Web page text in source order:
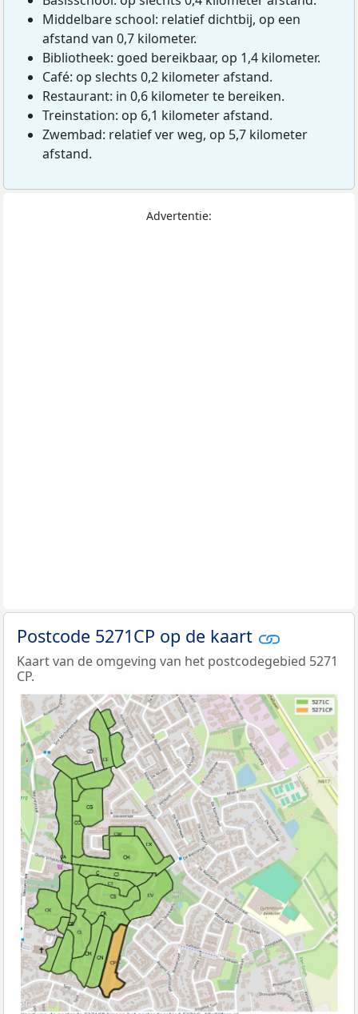
Middelbare school: relatief dichtbij, op een
afstand van 0,7 kilometer.
Bibliotheek: goed bereikbaar, op 1,4 kilometer.
Café: op slechts 0,2 kilometer afstand.
Restaurant: in 0,6 kilometer te bereiken.
Treinstation: op 6,1 kilometer afstand.
Zwembad: relatief ver weg, op 5,7 kilometer
afstand.
Advertentie:
Postcode 5271CP op de kaart
Kaart van de omgeving van het postcodegebied 5271
CP.